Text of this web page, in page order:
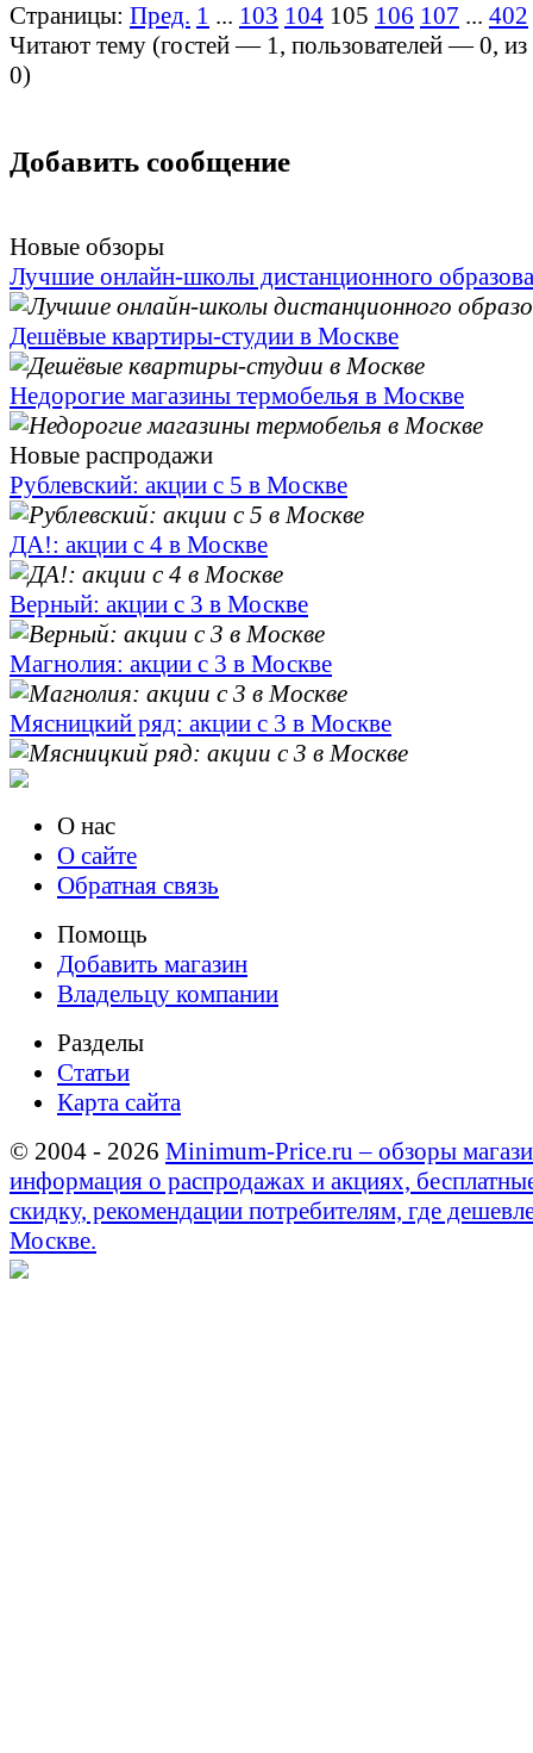
Страницы: Пред. 1 ... 103 104 105 106 107 ... 402
Читают тему (гостей — 1, пользователей —0,
0)
Добавить сообщение
Новые обзоры
Лучшие онлайн-школы дистанционного
Дешёвые квартиры-студии в Москве
Недорогие магазины термобелья в Москве
Новые распродажи
Рублевский: акции с 5 в Москве
ДА!: акции с 4 в Москве
Верный: акции с 3 в Москве
Магнолия: акции с 3 в Москве
Мясницкий ряд: акции с 3 в Москве
О нас
О сайте
Обратная связь
Помощь
Добавить магазин
Владельцу компании
Разделы
Статьи
Карта сайта
© 2004 - 2026 Minimum-Price.ru – обзоры
информация о распродажах и акциях,
скидку, рекомендации потребителям, где
Москве.